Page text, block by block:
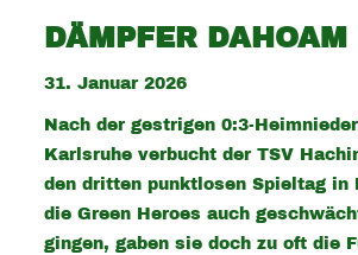
DÄMPFER DAHOAM
31. Januar 2026
Nach der gestrigen 0:3-
Karlsruhe verbucht der TSV
den dritten punktlosen Spieltag in
die Green Heroes auch
gingen, gaben sie doch zu oft die